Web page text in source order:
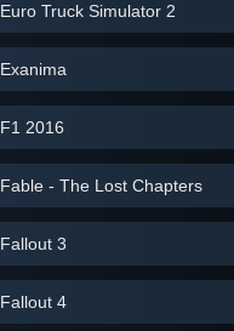
Euro Truck Simulator 2
Exanima
F1 2016
Fable - The Lost Chapters
Fallout 3
Fallout 4